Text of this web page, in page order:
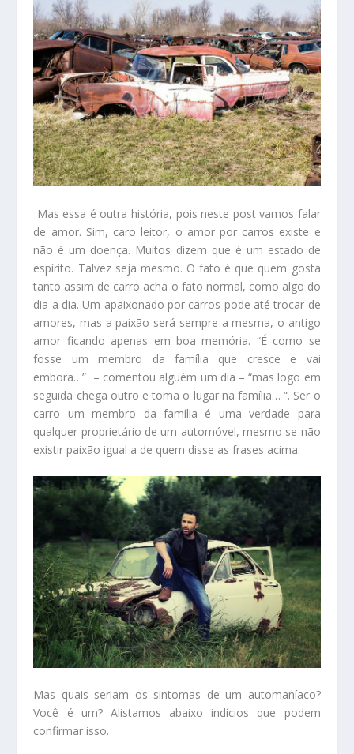
Mas essa é outra história, pois neste post vamos falar
de amor. Sim, caro leitor, o amor por carros existe e
não é um doença. Muitos dizem que é um estado de
espírito. Talvez seja mesmo. O fato é que quem gosta
tanto assim de carro acha o fato normal, como algo do
dia a dia. Um apaixonado por carros pode até trocar de
amores, mas a paixão será sempre a mesma, o antigo
amor ficando apenas em boa memória. “É como se
fosse um membro da família que cresce e vai
embora…” – comentou alguém um dia – “mas logo em
seguida chega outro e toma o lugar na família… “. Ser o
carro um membro da família é uma verdade para
qualquer proprietário de um automóvel, mesmo se não
existir paixão igual a de quem disse as frases acima.
Mas quais seriam os sintomas de um automaníaco?
Você é um? Alistamos abaixo indícios que podem
confirmar isso.